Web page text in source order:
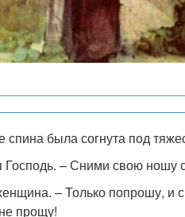
была согнута под
– Сними свою ношу
– Только попрошу, и
прощу!